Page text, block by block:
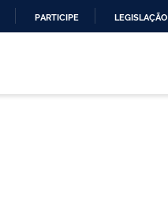
PARTICIPE LEGISLAÇÃO